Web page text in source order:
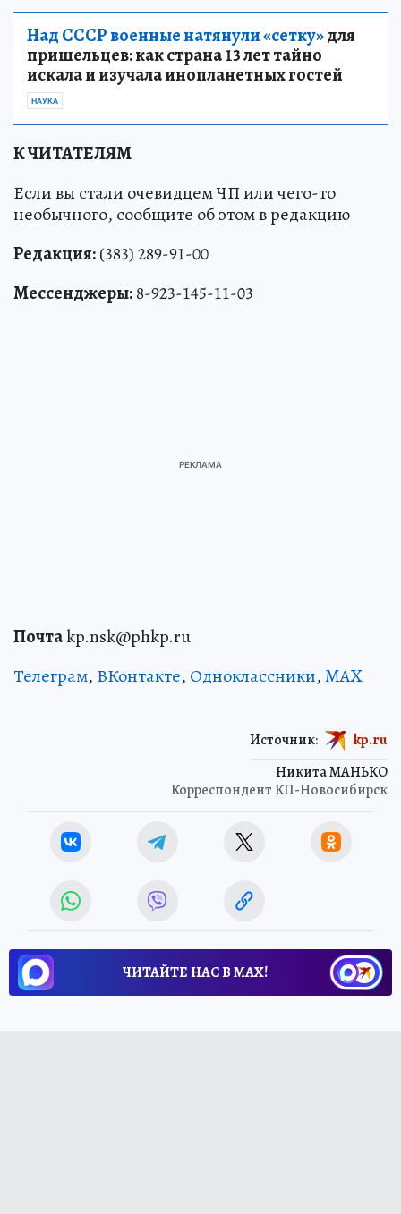
Над СССР военные натянули «сетку»для
пришельцев: как страна 13 лет тайно
искала и изучала инопланетных гостей
НАУКА
К ЧИТАТЕЛЯМ
Если вы стали очевидцем ЧП или чего-то
необычного, сообщите об этом в редакцию
Редакция:(383) 289-91-00
Мессенджеры:8-923-145-11-03
Почтаkp.nsk@phkp.ru
Телеграм, ВКонтакте, Одноклассники,MAX
Никита МАНЬКО
Корреспондент КП-Новосибирск
Источник: kp.ru
ЧИТАЙТЕ НАС В МАХ!